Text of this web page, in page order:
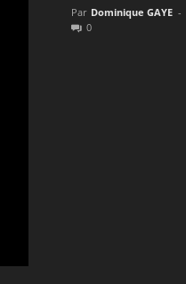
Par Dominique GAYE -
0